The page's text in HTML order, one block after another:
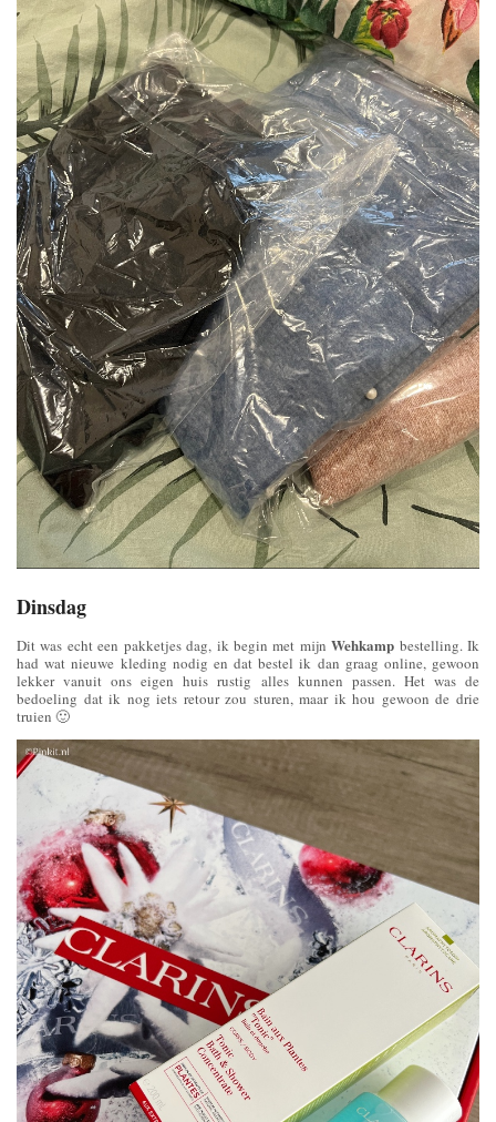
Dinsdag
Dit was echt een pakketjes dag, ik begin met mijnWehkamp bestelling. Ik
had wat nieuwe kleding nodig en dat bestel ik dan graag online, gewoon
lekker vanuit ons eigen huis rustig alles kunnen passen. Het was de
bedoeling dat ik nog iets retour zou sturen, maar ik hou gewoon de drie
truien 🙂